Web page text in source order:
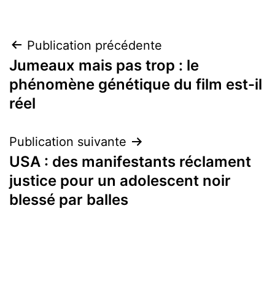
Navigation
de
l’article
Publication précédente
Jumeaux mais pas trop : le
phénomène génétique du film est-il
réel
Publication suivante
USA : des manifestants réclament
justice pour un adolescent noir
blessé par balles